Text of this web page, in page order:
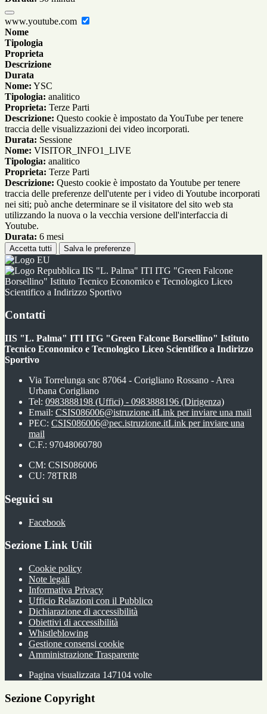
www.youtube.com
Nome
Tipologia
Proprieta
Descrizione
Durata
Nome: YSC
Tipologia: analitico
Proprieta: Terze Parti
Descrizione: Questo cookie è impostato da YouTube per tenere
traccia delle visualizzazioni dei video incorporati.
Durata: Sessione
Nome: VISITOR_INFO1_LIVE
Tipologia: analitico
Proprieta: Terze Parti
Descrizione: Questo cookie è impostato da Youtube per tenere
traccia delle preferenze dell'utente per i video di Youtube incorporati
nei siti; può anche determinare se il visitatore del sito web sta
utilizzando la nuova o la vecchia versione dell'interfaccia di
Youtube.
Durata: 6 mesi
Accetta tutti Salva le preferenze
IIS "L. Palma" ITI ITG "Green Falcone
Borsellino" Istituto Tecnico Economico e Tecnologico Liceo
Scientifico a Indirizzo Sportivo
Contatti
IIS "L. Palma" ITI ITG "Green Falcone Borsellino" Istituto
Tecnico Economico e Tecnologico Liceo Scientifico a Indirizzo
Sportivo
Via Torrelunga snc 87064 - Corigliano Rossano - Area
Urbana Corigliano
Tel: 0983888198 (Uffici) - 0983888196 (Dirigenza)
Email: CSIS086006@istruzione.itLink per inviare una mail
PEC: CSIS086006@pec.istruzione.itLink per inviare una
mail
C.F.: 97048060780
CM: CSIS086006
CU: 78TRI8
Seguici su
Facebook
Sezione Link Utili
Cookie policy
Note legali
Informativa Privacy
Ufficio Relazioni con il Pubblico
Dichiarazione di accessibilità
Obiettivi di accessibilità
Whistleblowing
Gestione consensi cookie
Amministrazione Trasparente
Pagina visualizzata 147104 volte
Sezione Copyright